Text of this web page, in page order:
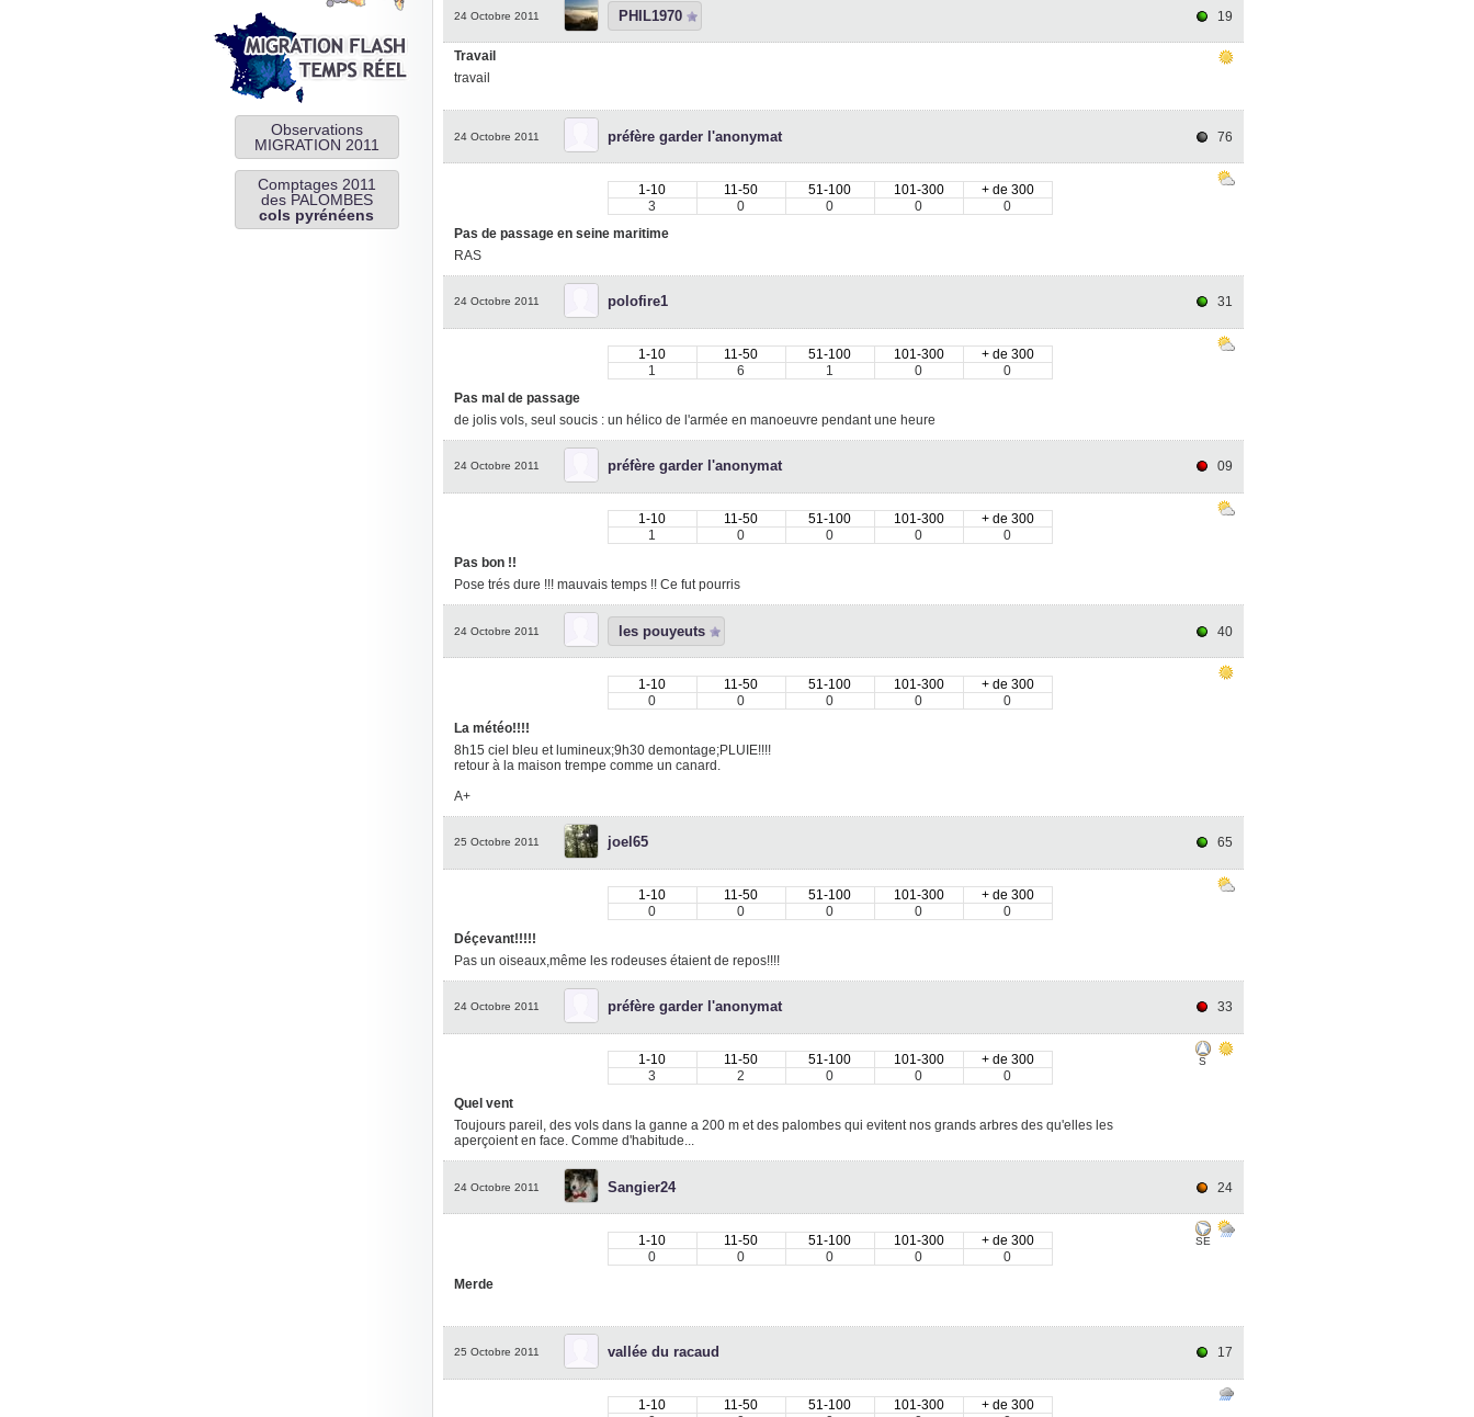
Observations
MIGRATION 2011
Comptages 2011
des PALOMBES
cols pyrénéens
24 Octobre 2011 PHIL1970 19
Travail
travail
24 Octobre 2011 préfère garder l'anonymat 76
1-10 11-50 51-100 101-300
+ de 300
3
0 0 0
0
Pas de passage en seine maritime
RAS
24 Octobre 2011 polofire1 31
1-10 11-50 51-100 101-300
+ de 300
1
6 1 0
0
Pas mal de passage
de jolis vols, seul soucis : un hélico de l'armée en manoeuvre pendant une heure
24 Octobre 2011 préfère garder l'anonymat 09
1-10 11-50 51-100 101-300
+ de 300
1
0 0 0
0
Pas bon !!
Pose trés dure !!! mauvais temps !! Ce fut pourris
24 Octobre 2011 les pouyeuts 40
1-10 11-50 51-100 101-300
+ de 300
0
0 0 0
0
La météo!!!!
8h15 ciel bleu et lumineux;9h30 demontage;PLUIE!!!!
retour à la maison trempe comme un canard.
A+
25 Octobre 2011 joel65 65
1-10 11-50 51-100 101-300
+ de 300
0
0 0 0
0
Déçevant!!!!!
Pas un oiseaux,même les rodeuses étaient de repos!!!!
24 Octobre 2011 préfère garder l'anonymat 33
1-10 11-50 51-100 101-300
+ de 300
3
2 0 0
0
Quel vent
Toujours pareil, des vols dans la ganne a 200 m et des palombes qui evitent nos grands arbres des qu'elles les
aperçoient en face. Comme d'habitude...
S
24 Octobre 2011 Sangier24 24
1-10 11-50 51-100 101-300
+ de 300
0
0 0 0
0
Merde
SE
25 Octobre 2011 vallée du racaud 17
1-10 11-50 51-100 101-300
+ de 300